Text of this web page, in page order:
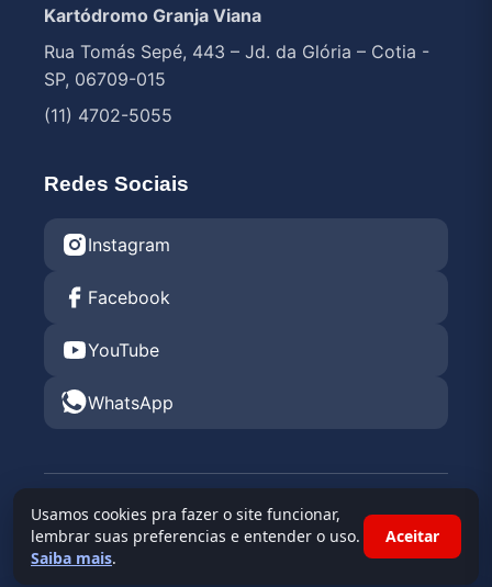
Kartódromo Granja Viana
Rua Tomás Sepé, 443 – Jd. da Glória – Cotia -
SP, 06709-015
(11) 4702-5055
Redes Sociais
Instagram
Facebook
YouTube
WhatsApp
© 2026 Endurance Rental KGV 2026 •
Granja Viana
Usamos cookies pra fazer o site funcionar,
lembrar suas preferencias e entender o uso.
Saiba mais.
Aceitar